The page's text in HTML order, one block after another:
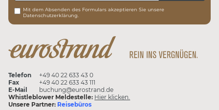
Mit dem Absenden des Formulars akzeptieren Sie unsere
Datenschutzerklärung.
Telefon
+49 40 22 633 43 0
Fax
+49 40 22 633 43 111
E-Mail
buchung@eurostrand.de
Whistleblower Meldestelle: Hier klicken.
Unsere Partner: Reisebüros